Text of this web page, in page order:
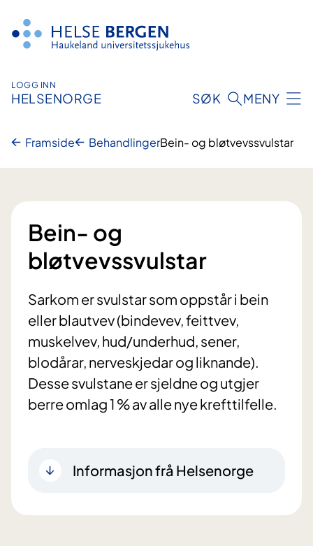
innhald
LOGG INN
HELSENORGE SØK MENY
Framside BehandlingerBein- og bløtvevssvulstar
Bein- og
bløtvevssvulstar
Sarkom er svulstar som oppstår i bein
eller blautvev (bindevev, feittvev,
muskelvev, hud/underhud, sener,
blodårar, nerveskjedar og liknande).
Desse svulstane er sjeldne og utgjer
berre omlag 1 % av alle nye krefttilfelle.
Informasjon frå Helsenorge